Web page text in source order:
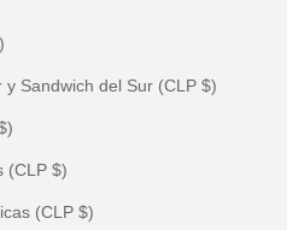
y Sandwich del Sur (CLP $)
(CLP $)
(CLP $)